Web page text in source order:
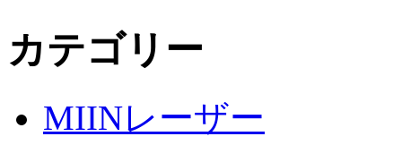
カテゴリー
MIINレーザー